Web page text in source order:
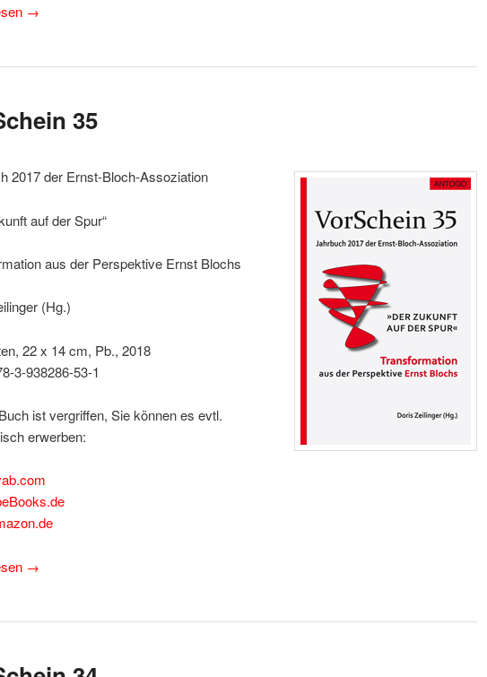
→
35
2017 der Ernst-Bloch-Assoziation
auf der Spur“
aus der Perspektive Ernst Blochs
(Hg.)
22 x 14 cm, Pb., 2018
3-938286-53-1
ist vergriffen, Sie können es evtl.
erwerben:
→